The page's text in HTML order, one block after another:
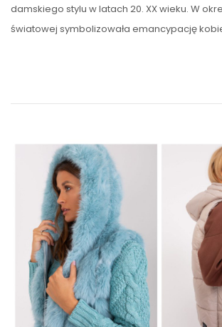
damskiego stylu w latach 20. XX wieku. W
światowej symbolizowała emancypację